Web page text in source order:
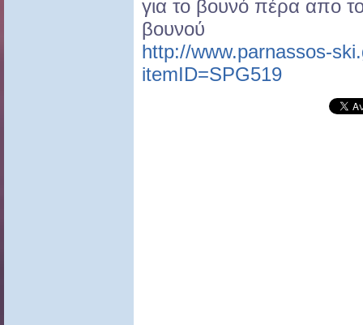
για το βουνό πέρα απο
βουνού
http://www.parnassos-
itemID=SPG519